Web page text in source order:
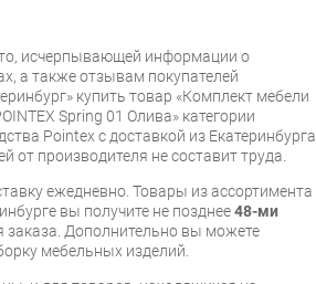
исчерпывающей информации о
а также отзывам покупателей
купить товар «Комплект мебели
Spring 01 Олива» категории
Pointex с доставкой из Екатеринбурга
от производителя не составит труда.
ежедневно. Товары из ассортимента
вы получите не позднее48-ми
Дополнительно вы можете
мебельных изделий.